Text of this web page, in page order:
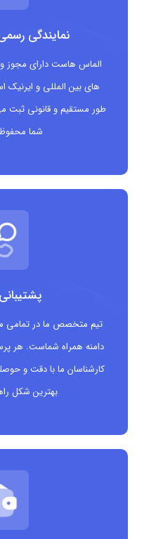
+ Machines Group Limited فعالیت می‌کند.
مزایای دامنه .fm
تطابق معنایی قوی با رسانه‌های
گزینه‌ای تخصصی برای
سرویس‌های صوتی آنلاین
برندینگ قوی و متمایز در بازار
دسترسی آسان به نام‌های دامنه
مناسب چه کسانی است؟
ایستگاه‌های رادیویی و پخش
تولیدکنندگان پادکست و
پلتفرم‌ها و اپلیکیشن‌های
شرکت‌های تبلیغاتی و رسانه‌ای با
نمایندگی
الماس هاست دارای مجوز و
های بین المللی و ایرنیک
شما
تیم متخصص ما در تمامی
دامنه همراه شماست. هر
کارشناسان ما با دقت و
بهترین شکل